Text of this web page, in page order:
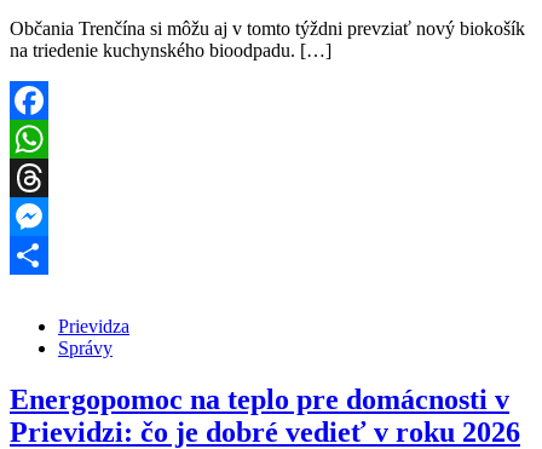
Občania Trenčína si môžu aj v tomto týždni prevziať nový biokošík
na triedenie kuchynského bioodpadu. […]
Facebook
WhatsApp
Threads
Messenger
Prievidza
Správy
Energopomoc na teplo pre domácnosti v
Prievidzi: čo je dobré vedieť v roku 2026